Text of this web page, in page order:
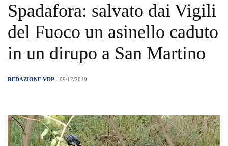
Spadafora: salvato dai Vigili
del Fuoco un asinello caduto
in un dirupo a San Martino
REDAZIONE VDP - 09/12/2019